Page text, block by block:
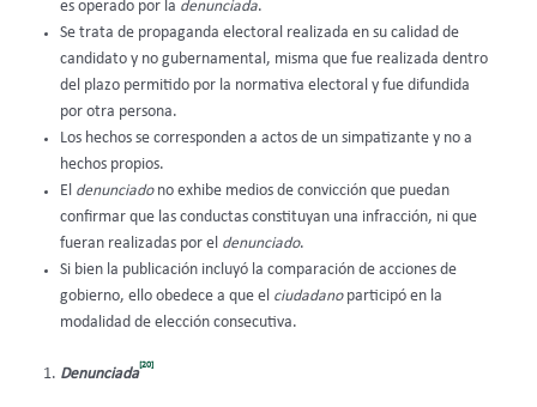
es operado por la denunciada.
Se trata de propaganda electoral realizada en su calidad de
candidato y no gubernamental, misma que fue realizada dentro
del plazo permitido por la normativa electoral y fue difundida
por otra persona.
Los hechos se corresponden a actos de un simpatizante y no a
hechos propios.
El denunciadono exhibe medios de convicción que puedan
confirmar que las conductas constituyan una infracción, ni que
fueran realizadas por el denunciado.
Si bien la publicación incluyó la comparación de acciones de
gobierno, ello obedece a que el ciudadanoparticipó en la
modalidad de elección consecutiva.
Denunciada
[20]